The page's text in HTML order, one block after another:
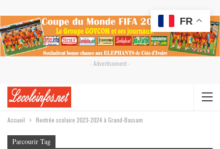
- Advertisement -
Accueil Rentrée scolaire 2023-2024 à Grand-Bassam
Parcourir Tag
FR